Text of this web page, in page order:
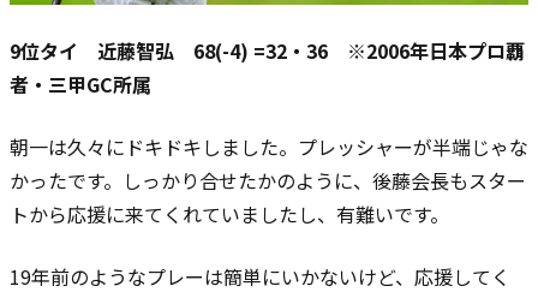
9位タイ 近藤智弘 68(-4) =32・36 ※2006年日本プロ覇
者・三甲GC所属
朝一は久々にドキドキしました。プレッシャーが半端じゃな
かったです。 しっかり合せたかのように、後藤会長もスター
トから応援に来てくれていましたし、有難いです。
19年前のようなプレーは簡単にいかないけど、応援してく